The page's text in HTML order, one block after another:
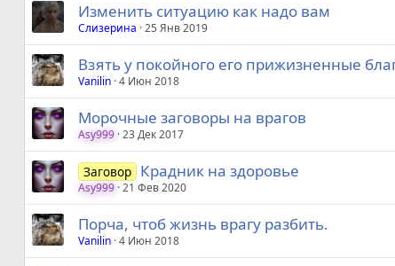
Изменить ситуацию как надо вам
Слизерина 25 Янв 2019
Взять у покойного его прижизненные
Vanilin 4 Июн 2018
Морочные заговоры на врагов
Asy999 23 Дек 2017
Заговор Крадник на здоровье
Asy999 21 Фев 2020
Порча, чтоб жизнь врагу разбить.
Vanilin 4 Июн 2018